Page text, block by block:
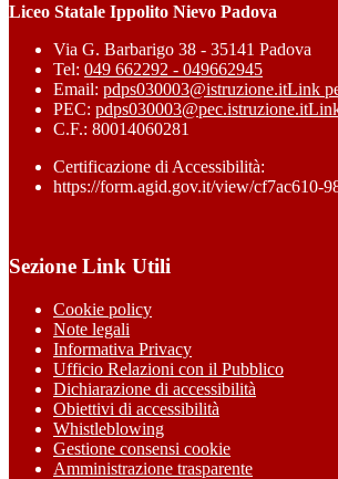
Liceo Statale Ippolito Nievo Padova
Via G. Barbarigo 38 - 35141 Padova
Tel: 049 662292 - 049662945
Email: pdps030003@istruzione.itLink
PEC: pdps030003@pec.istruzione.it
C.F.: 80014060281
Certificazione di Accessibilità:
https://form.agid.gov.it/view/cf7ac610-
Sezione Link Utili
Cookie policy
Note legali
Informativa Privacy
Ufficio Relazioni con il Pubblico
Dichiarazione di accessibilità
Obiettivi di accessibilità
Whistleblowing
Gestione consensi cookie
Amministrazione trasparente